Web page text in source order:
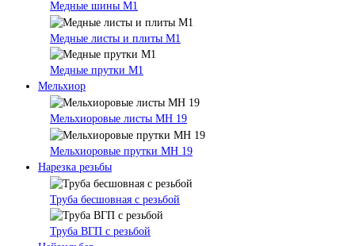
Медные шины М1
Медные листы и плиты М1
Медные прутки М1
Мельхиор
Мельхиоровые листы МН 19
Мельхиоровые прутки МН 19
Нарезка резьбы
Труба бесшовная с резьбой
Труба ВГП с резьбой